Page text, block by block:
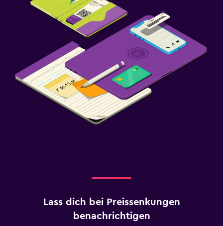
Lass dich bei Preissenkungen
benachrichtigen